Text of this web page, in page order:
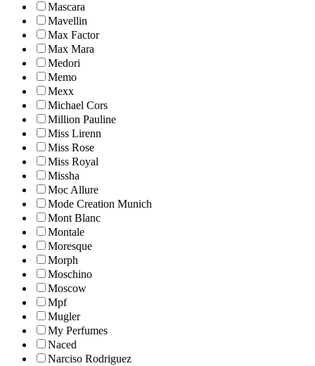
Mascara
Mavellin
Max Factor
Max Mara
Medori
Memo
Mexx
Michael Cors
Million Pauline
Miss Lirenn
Miss Rose
Miss Royal
Missha
Moc Allure
Mode Creation Munich
Mont Blanc
Montale
Moresque
Morph
Moschino
Moscow
Mpf
Mugler
My Perfumes
Naced
Narciso Rodriguez